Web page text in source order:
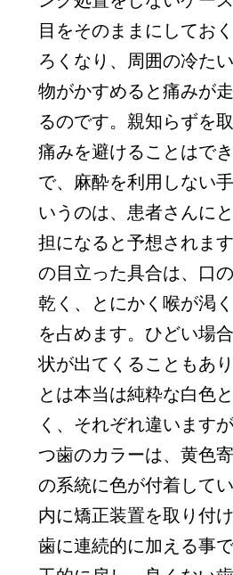
目をそのままにしてお
ろくなり、周囲の冷た
物がかすめると痛みが
るのです。親知らずを
痛みを避けることはで
で、麻酔を利用しない
いうのは、患者さんに
担になると予想されま
の目立った具合は、口
乾く、とにかく喉が渇
を占めます。ひどい場
状が出てくることもあ
とは本当は純粋な白色
く、それぞれ違います
つ歯のカラーは、黄色
の系統に色が付着して
内に矯正装置を取り付
歯に連続的に加える事